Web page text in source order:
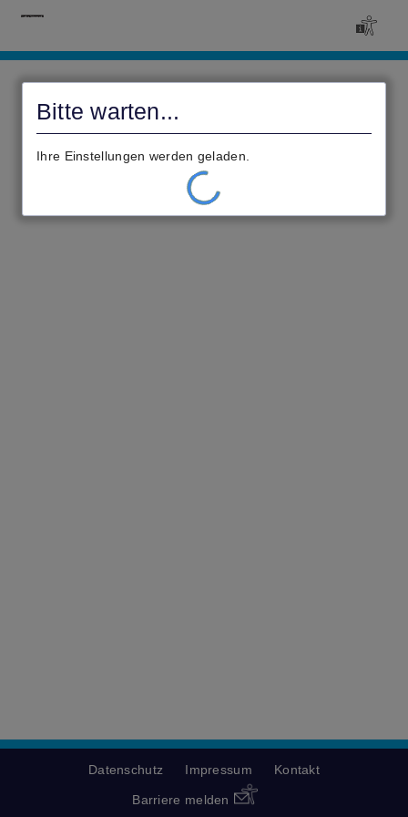
Bitte warten...
Ihre Einstellungen werden geladen.
Datenschutz Impressum Kontakt
Barriere melden